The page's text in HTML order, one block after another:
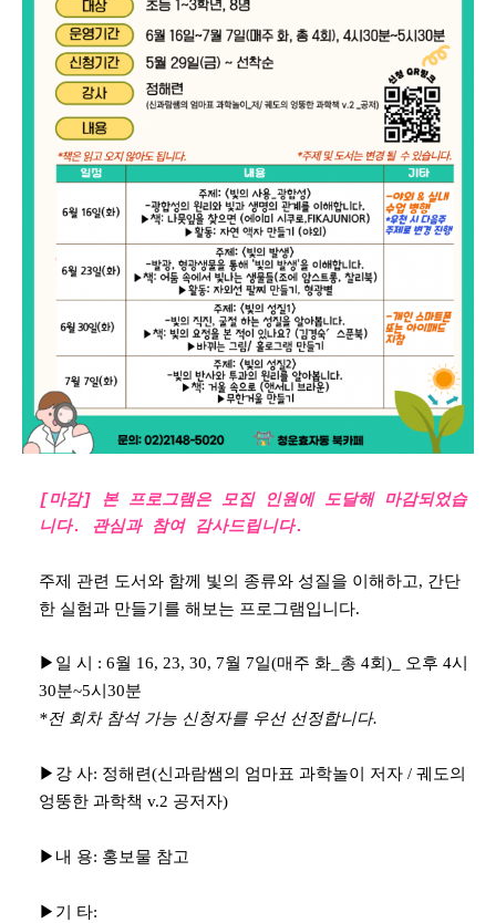
[마감] 본 프로그램은 모집 인원에 도달해 마감되었습
니다.
관심과 참여 감사드립니다.
주제 관련 도서와 함께 빛의 종류와 성질을 이해하고, 간단
한 실험과 만들기를 해보는 프로그램입니다.
▶일 시 : 6월 16, 23, 30, 7월 7일(매주 화_총 4회)_ 오후 4시
30분~5시30분
*전 회차 참석 가능 신청자를 우선 선정합니다.
▶강 사: 정해련(신과람쌤의 엄마표 과학놀이 저자 / 궤도의
엉뚱한 과학책 v.2 공저자)
▶내 용: 홍보물 참고
▶기 타: